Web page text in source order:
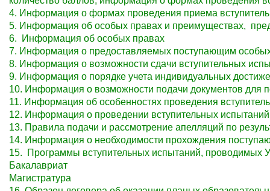
4. Информация о формах проведения приема
5. Информация об особых правах и преимуществах,
6. Информация об особых правах
7. Информация о предоставляемых поступающим
8. Информация о возможности сдачи вступительных
9. Информация о порядке учета индивидуальных
10. Информация о возможности подачи документов для
11. Информация об особенностях проведения
12. Информация о проведении вступительных
13. Правила подачи и рассмотрение апелляций по
14. Информация о необходимости прохождения
15. Программы вступительных испытаний, проводимых
Бакалавриат
Магистратура